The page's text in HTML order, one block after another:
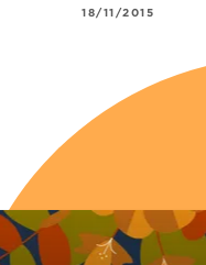
18/11/2015